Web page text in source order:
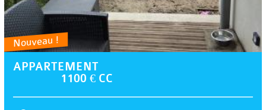
Nouveau !
APPARTEMENT
1100 € CC